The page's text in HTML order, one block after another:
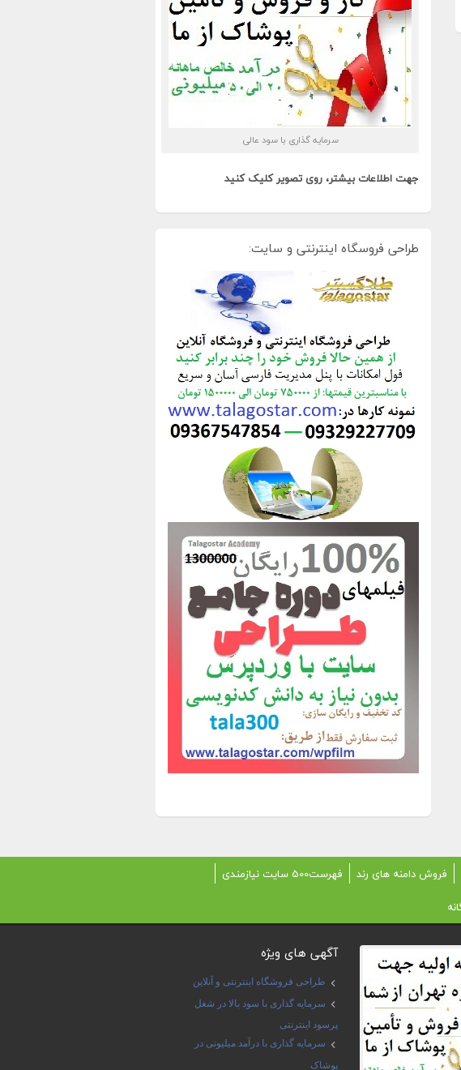
سرمایه گذاری با سود عالی
جهت اطلاعات بیشتر، روی تصویر کلیک کنید
طراحی فروسگاه اینترنتی و سایت:
فروش دامنه های رند
فهرست500 سایت نیازمندی
آگهی های ویژه
طراحی فروشگاه اینترنتی و آنلاین
سرمایه گذاری با سود بالا در شغل
پرسود اینترنتی
سرمایه گذاری با درآمد میلیونی در
پوشاک